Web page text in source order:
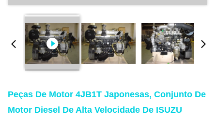
Peças De Motor 4JB1T Japonesas, Conjunto De
Motor Diesel De Alta Velocidade De ISUZU